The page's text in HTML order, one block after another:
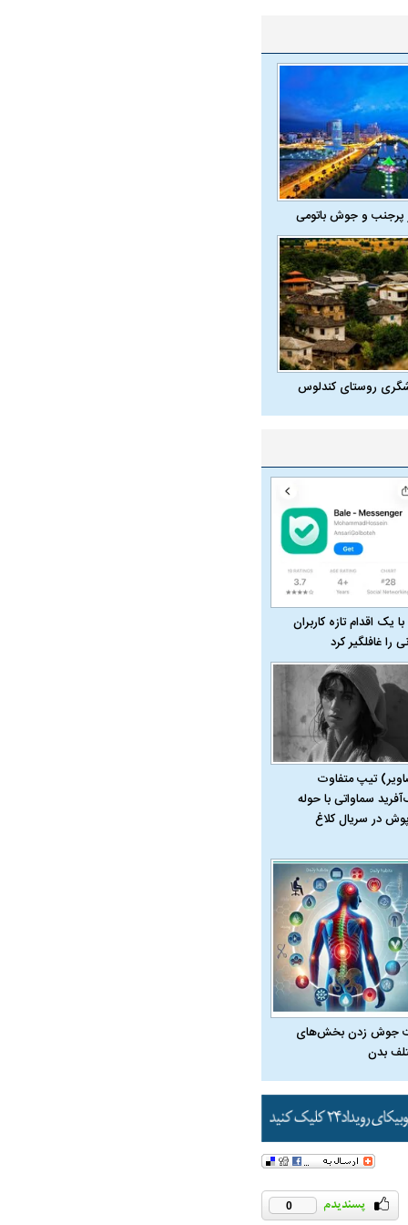
و جوش باتومی
روستای کندلوس
یک اقدام تازه کاربران
را غافلگیر کرد
تیپ متفاوت
سماواتی با حوله
در سریال کلاغ
جوش زدن بخش‌های
بدن
0
دوران قاجار چگونه
حکومت پهلوی